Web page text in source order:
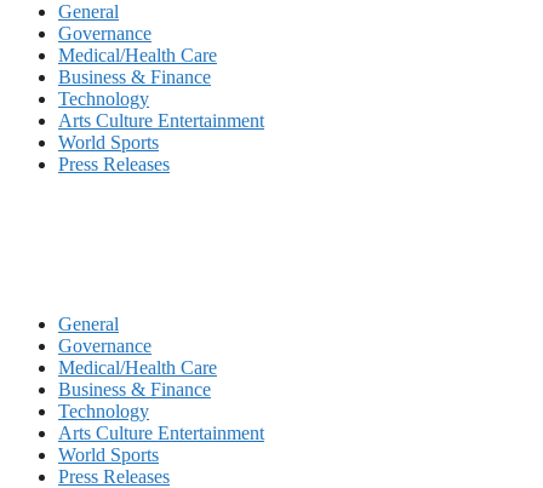
General
Governance
Medical/Health Care
Business & Finance
Technology
Arts Culture Entertainment
World Sports
Press Releases
General
Governance
Medical/Health Care
Business & Finance
Technology
Arts Culture Entertainment
World Sports
Press Releases